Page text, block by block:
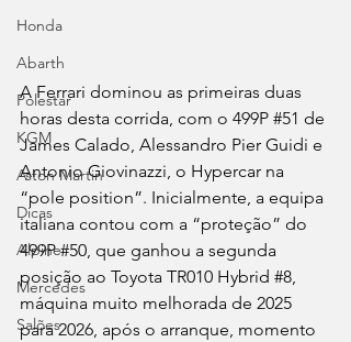
Honda
Abarth
Polestar
KGM
Aston Martin
Dicas
Alpine
Mercedes
Salões
A Ferrari dominou as primeiras duas
horas desta corrida, com o 499P #51 de
James Calado, Alessandro Pier Guidi e
Antonio Giovinazzi, o Hypercar na
“pole position”. Inicialmente, a equipa
italiana contou com a “proteção” do
499P #50, que ganhou a segunda
posição ao Toyota TR010 Hybrid #8,
máquina muito melhorada de 2025
para 2026, após o arranque, momento